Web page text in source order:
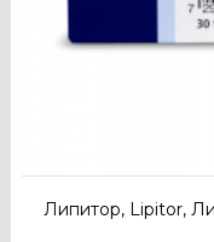
Липитор, Lipitor,